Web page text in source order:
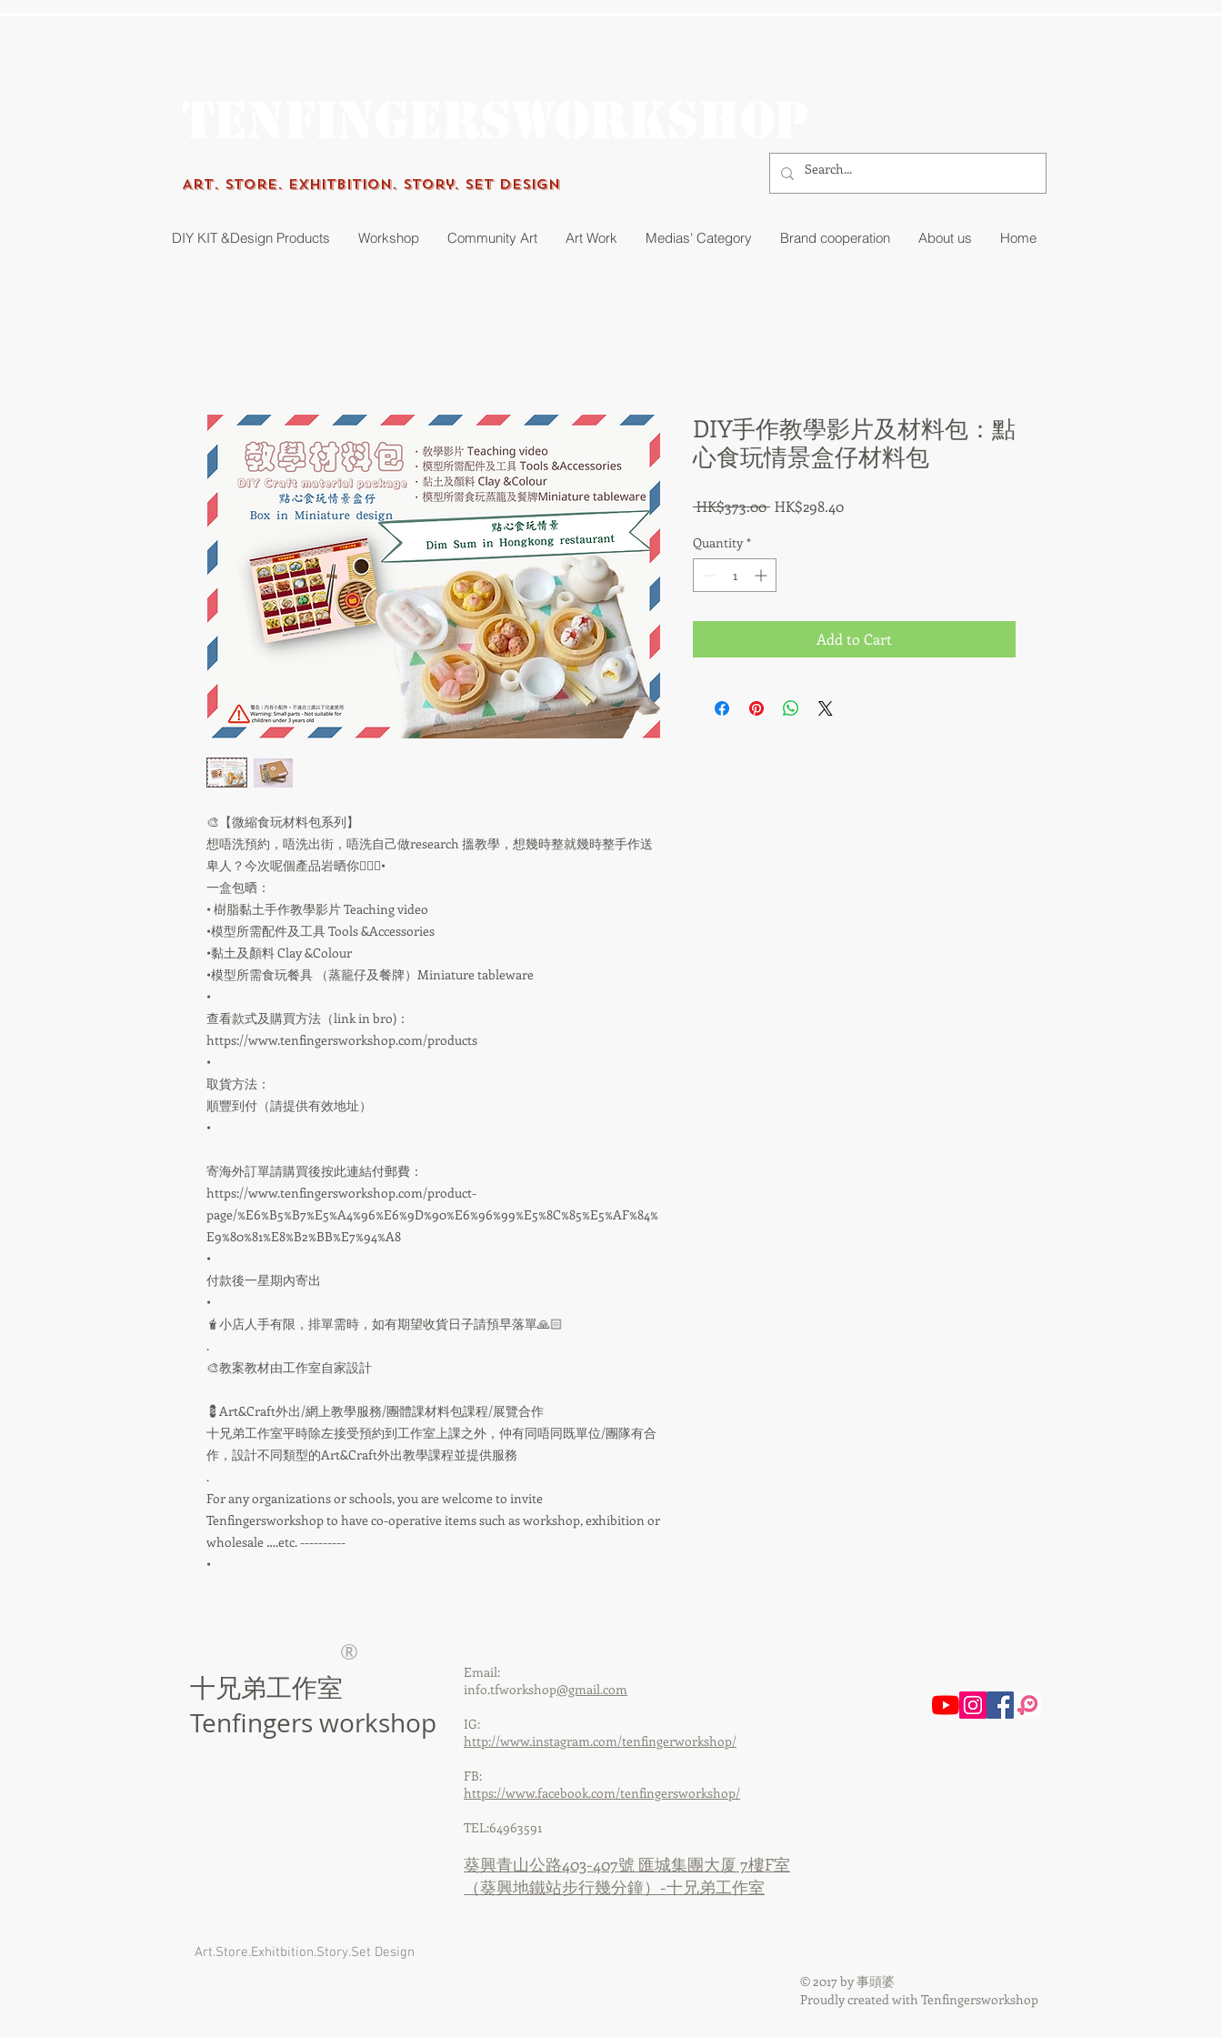
Art. Store. Exhitbition. Story. Set Design
DIY KIT &Design Products Workshop Community Art Art Work Medias' Category Brand cooperation About us Home
🎨【微縮食玩材料包系列】
想唔洗預約，唔洗出街，唔洗自己做research 搵教學，想幾時整就幾時整手作送
卑人？今次呢個產品岩晒你💁🏻‍♀️•
一盒包晒：
• 樹脂黏土手作教學影片 Teaching video
•模型所需配件及工具 Tools &Accessories
•黏土及顏料 Clay &Colour
•模型所需食玩餐具 （蒸籠仔及餐牌）Miniature tableware
•
查看款式及購買方法（link in bro)：
https://www.tenfingersworkshop.com/products
•
取貨方法：
順豐到付（請提供有效地址）
•
寄海外訂單請購買後按此連結付郵費：
https://www.tenfingersworkshop.com/product-
page/%E6%B5%B7%E5%A4%96%E6%9D%90%E6%96%99%E5%8C%85%E5%AF%84%
E9%80%81%E8%B2%BB%E7%94%A8
•
付款後一星期內寄出
•
🧋小店人手有限，排單需時，如有期望收貨日子請預早落單🙏🏻
.
🎨教案教材由工作室自家設計
💈Art&Craft外出/網上教學服務/團體課材料包課程/展覽合作
十兄弟工作室平時除左接受預約到工作室上課之外，仲有同唔同既單位/團隊有合
作，設計不同類型的Art&Craft外出教學課程並提供服務
.
For any organizations or schools, you are welcome to invite
Tenfingersworkshop to have co-operative items such as workshop, exhibition or
wholesale ….etc. ----------
•
DIY手作教學影片及材料包：點
心食玩情景盒仔材料包
HK$373.00 Regular
HK$298.40Sale
Quantity *
Add to Cart
®
​十兄弟工作室
Tenfingers workshop
Email:
info.tfworkshop@gmail.com
IG:
http://www.instagram.com/tenfingerworkshop/
FB:
https://www.facebook.com/tenfingersworkshop/
TEL:64963591
葵興青山公路403-407號 匯城集團大厦 7樓F室
（葵興地鐵站步行幾分鐘）-十兄弟工作室
Art.Store.Exhitbition.Story.Set Design
© 2017 by 事頭婆
Proudly created with Tenfingersworkshop